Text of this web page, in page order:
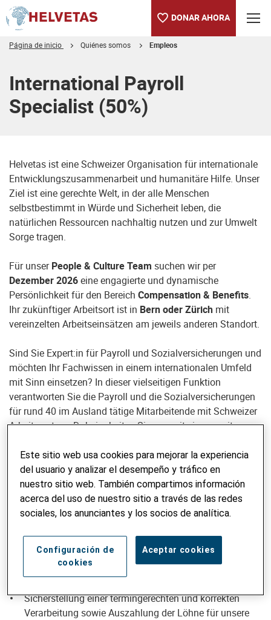
DONAR AHORA
Página de inicio Quiénes somos Empleos
International Payroll
Specialist (50%)
Helvetas ist eine Schweizer Organisation für internationale
Entwicklungszusammenarbeit und humanitäre Hilfe. Unser
Ziel ist eine gerechte Welt, in der alle Menschen
selbstbestimmt in Würde und Sicherheit leben, die
natürlichen Ressourcen nachhaltig nutzen und zur Umwelt
Sorge tragen.
Für unserPeople & Culture Team suchen wir per
Dezember 2026eine engagierte und dynamische
Persönlichkeit für den Bereich Compensation & Benefits.
Ihr zukünftiger Arbeitsort ist in Bern oder Zürich mit
vereinzelten Arbeitseinsätzen am jeweils anderen Standort.
Sind Sie Expert:in für Payroll und Sozialversicherungen und
möchten Ihr Fachwissen in einem internationalen Umfeld
mit Sinn einsetzen? In dieser vielseitigen Funktion
verantworten Sie die Payroll und die Sozialversicherungen
für rund 40 im Ausland tätige Mitarbeitende mit Schweizer
Arbeitsvertrag. Dabei arbeiten Sie eng mit einer zweiten
in der Schweiz zuständig ist.
Als zentrale Ansprechperson für unsere internationalen
Mitarbeitenden, Führungskräfte, Versicherungen und
Behörden bringen Sie Ihr Fachwissen aktiv in die
IHRE AUFGABEN
Sicherstellung einer termingerechten und korrekten
Verarbeitung sowie Auszahlung der Löhne für unsere
Este sitio web usa cookies para mejorar la experiencia
del usuario y analizar el desempeño y tráfico en
nuestro sitio web. También compartimos información
acerca del uso de nuestro sitio a través de las redes
sociales, los anunciantes y los socios de analítica.
Aceptar cookies
Configuración de
cookies